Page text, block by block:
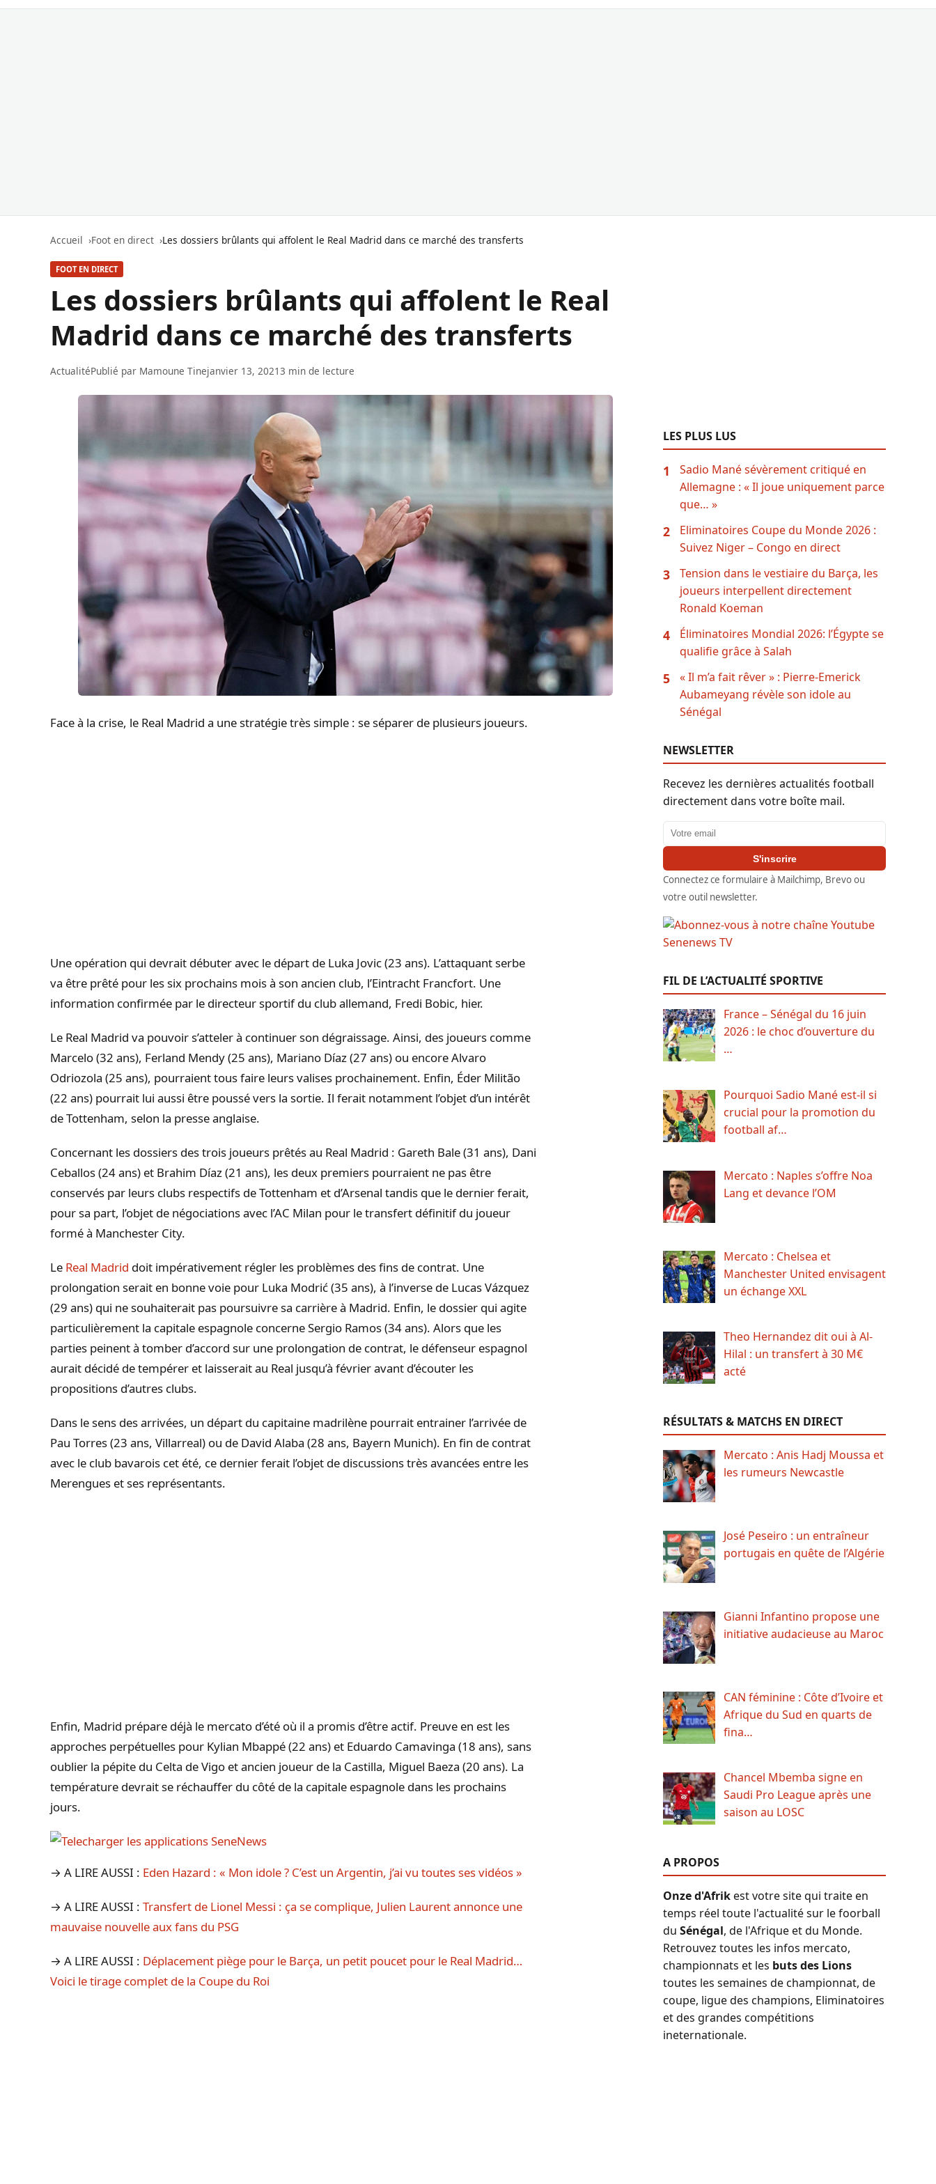
Accueil Foot en direct Les dossiers brûlants qui affolent le Real Madrid dans ce marché des transferts
FOOT EN DIRECT
Les dossiers brûlants qui affolent le Real
Madrid dans ce marché des transferts
ActualitéPublié par Mamoune Tinejanvier 13, 20213 min de lecture
Face à la crise, le Real Madrid a une stratégie très simple : se séparer de plusieurs joueurs.
Une opération qui devrait débuter avec le départ de Luka Jovic (23 ans). L’attaquant serbe
va être prêté pour les six prochains mois à son ancien club, l’Eintracht Francfort. Une
information confirmée par le directeur sportif du club allemand, Fredi Bobic, hier.
Le Real Madrid va pouvoir s’atteler à continuer son dégraissage. Ainsi, des joueurs comme
Marcelo (32 ans), Ferland Mendy (25 ans), Mariano Díaz (27 ans) ou encore Alvaro
Odriozola (25 ans), pourraient tous faire leurs valises prochainement. Enfin, Éder Militão
(22 ans) pourrait lui aussi être poussé vers la sortie. Il ferait notamment l’objet d’un intérêt
de Tottenham, selon la presse anglaise.
Concernant les dossiers des trois joueurs prêtés au Real Madrid : Gareth Bale (31 ans), Dani
Ceballos (24 ans) et Brahim Díaz (21 ans), les deux premiers pourraient ne pas être
conservés par leurs clubs respectifs de Tottenham et d’Arsenal tandis que le dernier ferait,
pour sa part, l’objet de négociations avec l’AC Milan pour le transfert définitif du joueur
formé à Manchester City.
Le Real Madrid doit impérativement régler les problèmes des fins de contrat. Une
prolongation serait en bonne voie pour Luka Modrić (35 ans), à l’inverse de Lucas Vázquez
(29 ans) qui ne souhaiterait pas poursuivre sa carrière à Madrid. Enfin, le dossier qui agite
particulièrement la capitale espagnole concerne Sergio Ramos (34 ans). Alors que les
parties peinent à tomber d’accord sur une prolongation de contrat, le défenseur espagnol
aurait décidé de tempérer et laisserait au Real jusqu’à février avant d’écouter les
propositions d’autres clubs.
Dans le sens des arrivées, un départ du capitaine madrilène pourrait entrainer l’arrivée de
Pau Torres (23 ans, Villarreal) ou de David Alaba (28 ans, Bayern Munich). En fin de contrat
avec le club bavarois cet été, ce dernier ferait l’objet de discussions très avancées entre les
Merengues et ses représentants.
Enfin, Madrid prépare déjà le mercato d’été où il a promis d’être actif. Preuve en est les
approches perpétuelles pour Kylian Mbappé (22 ans) et Eduardo Camavinga (18 ans), sans
oublier la pépite du Celta de Vigo et ancien joueur de la Castilla, Miguel Baeza (20 ans). La
température devrait se réchauffer du côté de la capitale espagnole dans les prochains
jours.
→ A LIRE AUSSI : Eden Hazard : « Mon idole ? C’est un Argentin, j’ai vu toutes ses vidéos »
→ A LIRE AUSSI : Transfert de Lionel Messi : ça se complique, Julien Laurent annonce une
mauvaise nouvelle aux fans du PSG
→ A LIRE AUSSI : Déplacement piège pour le Barça, un petit poucet pour le Real Madrid…
Voici le tirage complet de la Coupe du Roi
LES PLUS LUS
1
Sadio Mané sévèrement critiqué en
Allemagne : « Il joue uniquement parce
que… »
2
Eliminatoires Coupe du Monde 2026 :
Suivez Niger – Congo en direct
3
Tension dans le vestiaire du Barça, les
joueurs interpellent directement
Ronald Koeman
4
Éliminatoires Mondial 2026: l’Égypte se
qualifie grâce à Salah
5
« Il m’a fait rêver » : Pierre-Emerick
Aubameyang révèle son idole au
Sénégal
NEWSLETTER
Recevez les dernières actualités football
directement dans votre boîte mail.
Adresse email
S'inscrire
Connectez ce formulaire à Mailchimp, Brevo ou
votre outil newsletter.
FIL DE L’ACTUALITÉ SPORTIVE
France – Sénégal du 16 juin
2026 : le choc d’ouverture du
…
Pourquoi Sadio Mané est-il si
crucial pour la promotion du
football af…
Mercato : Naples s’offre Noa
Lang et devance l’OM
Mercato : Chelsea et
Manchester United envisagent
un échange XXL
Theo Hernandez dit oui à Al-
Hilal : un transfert à 30 M€
acté
RÉSULTATS & MATCHS EN DIRECT
Mercato : Anis Hadj Moussa et
les rumeurs Newcastle
José Peseiro : un entraîneur
portugais en quête de l’Algérie
Gianni Infantino propose une
initiative audacieuse au Maroc
CAN féminine : Côte d’Ivoire et
Afrique du Sud en quarts de
fina…
Chancel Mbemba signe en
Saudi Pro League après une
saison au LOSC
A PROPOS
Onze d'Afrikest votre site qui traite en
temps réel toute l'actualité sur le foorball
du Sénégal, de l'Afrique et du Monde.
Retrouvez toutes les infos mercato,
championnats et les buts des Lions
toutes les semaines de championnat, de
coupe, ligue des champions, Eliminatoires
et des grandes compétitions
ineternationale.